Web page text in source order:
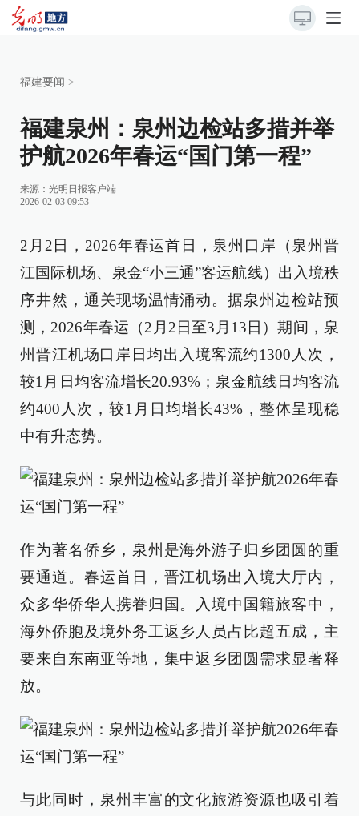
福建要闻 >
福建泉州：泉州边检站多措并举
护航2026年春运“国门第一程”
来源： 光明日报客户端
2026-02-03 09:53
2月2日，2026年春运首日，泉州口岸（泉州晋
江国际机场、泉金“小三通”客运航线）出入境秩
序井然，通关现场温情涌动。据泉州边检站预
测，2026年春运（2月2日至3月13日）期间，泉
州晋江机场口岸日均出入境客流约1300人次，
较1月日均客流增长20.93%；泉金航线日均客流
约400人次，较1月日均增长43%，整体呈现稳
中有升态势。
作为著名侨乡，泉州是海外游子归乡团圆的重
要通道。春运首日，晋江机场出入境大厅内，
众多华侨华人携眷归国。入境中国籍旅客中，
海外侨胞及境外务工返乡人员占比超五成，主
要来自东南亚等地，集中返乡团圆需求显著释
放。
与此同时，泉州丰富的文化旅游资源也吸引着